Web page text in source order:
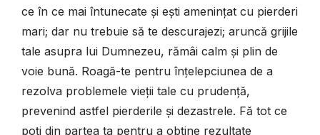
ce în ce mai întunecate și ești amenințat cu pierderi
mari; dar nu trebuie să te descurajezi; aruncă grijile
tale asupra lui Dumnezeu, rămâi calm și plin de
voie bună. Roagă-te pentru înțelepciunea de a
rezolva problemele vieții tale cu prudență,
prevenind astfel pierderile și dezastrele. Fă tot ce
poți din partea ta pentru a obține rezultate